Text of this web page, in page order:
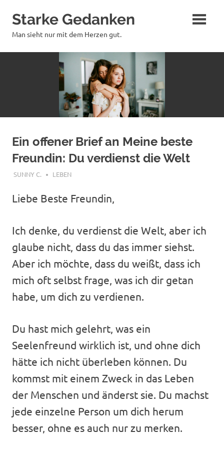
Inhalt
springen
Starke Gedanken
Man sieht nur mit dem Herzen gut.
Ein offener Brief an Meine beste
Freundin: Du verdienst die Welt
OKTOBER 21, 2017
SUNNY C. LEBEN
Liebe Beste Freundin,
Ich denke, du verdienst die Welt, aber ich
glaube nicht, dass du das immer siehst.
Aber ich möchte, dass du weißt, dass ich
mich oft selbst frage, was ich dir getan
habe, um dich zu verdienen.
Du hast mich gelehrt, was ein
Seelenfreund wirklich ist, und ohne dich
hätte ich nicht überleben können. Du
kommst mit einem Zweck in das Leben
der Menschen und änderst sie. Du machst
jede einzelne Person um dich herum
besser, ohne es auch nur zu merken.